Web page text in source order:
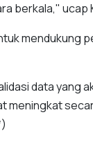
berkala," ucap
mendukung
data yang
meningkat